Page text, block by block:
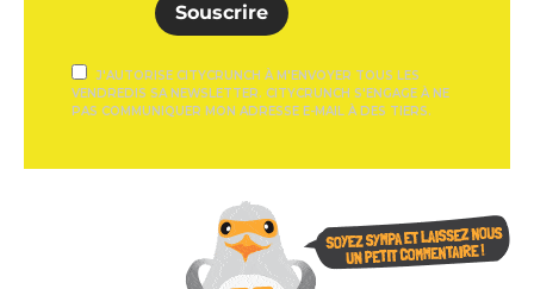
Souscrire
J'AUTORISE CITYCRUNCH À M'ENVOYER TOUS LES
VENDREDIS SA NEWSLETTER. CITYCRUNCH S'ENGAGE À NE
PAS COMMUNIQUER MON ADRESSE E-MAIL À DES TIERS.